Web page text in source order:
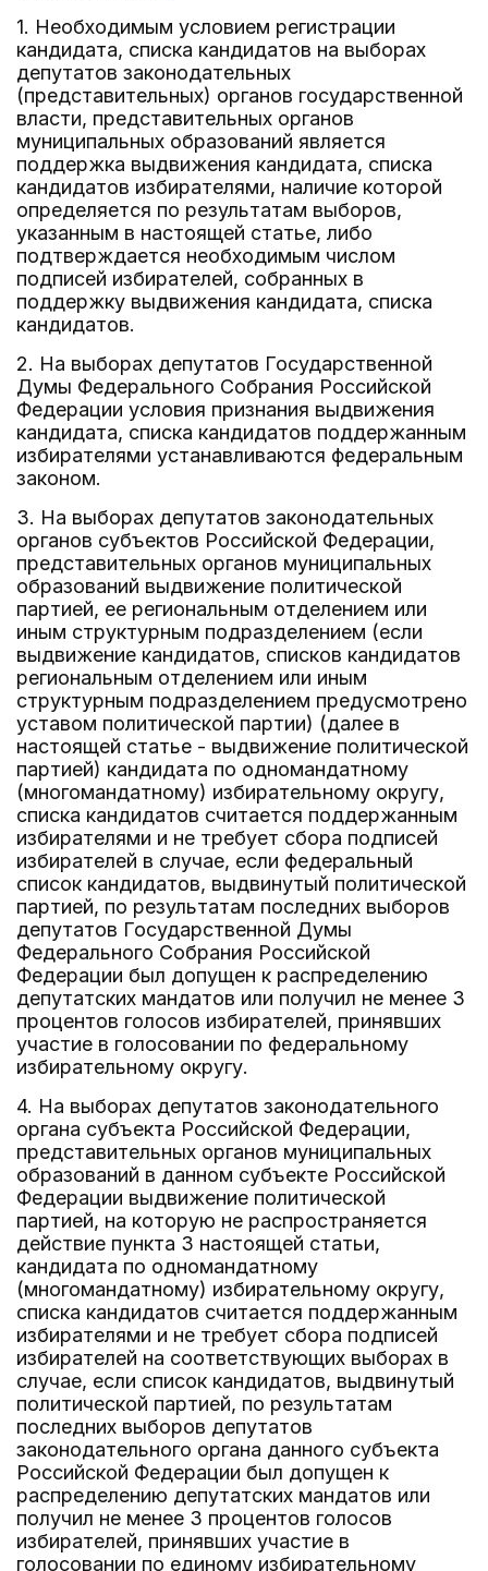
1. Необходимым условием регистрации
кандидата, списка кандидатов на выборах
депутатов законодательных
(представительных) органов государственной
власти, представительных органов
муниципальных образований является
поддержка выдвижения кандидата, списка
кандидатов избирателями, наличие которой
определяется по результатам выборов,
указанным в настоящей статье, либо
подтверждается необходимым числом
подписей избирателей, собранных в
поддержку выдвижения кандидата, списка
кандидатов.
2. На выборах депутатов Государственной
Думы Федерального Собрания Российской
Федерации условия признания выдвижения
кандидата, списка кандидатов поддержанным
избирателями устанавливаются федеральным
законом.
3. На выборах депутатов законодательных
органов субъектов Российской Федерации,
представительных органов муниципальных
образований выдвижение политической
партией, ее региональным отделением или
иным структурным подразделением (если
выдвижение кандидатов, списков кандидатов
региональным отделением или иным
структурным подразделением предусмотрено
уставом политической партии) (далее в
настоящей статье - выдвижение политической
партией) кандидата по одномандатному
(многомандатному) избирательному округу,
списка кандидатов считается поддержанным
избирателями и не требует сбора подписей
избирателей в случае, если федеральный
список кандидатов, выдвинутый политической
партией, по результатам последних выборов
депутатов Государственной Думы
Федерального Собрания Российской
Федерации был допущен к распределению
депутатских мандатов или получил не менее 3
процентов голосов избирателей, принявших
участие в голосовании по федеральному
избирательному округу.
4. На выборах депутатов законодательного
органа субъекта Российской Федерации,
представительных органов муниципальных
образований в данном субъекте Российской
Федерации выдвижение политической
партией, на которую не распространяется
действие пункта 3 настоящей статьи,
кандидата по одномандатному
(многомандатному) избирательному округу,
списка кандидатов считается поддержанным
избирателями и не требует сбора подписей
избирателей на соответствующих выборах в
случае, если список кандидатов, выдвинутый
политической партией, по результатам
последних выборов депутатов
законодательного органа данного субъекта
Российской Федерации был допущен к
распределению депутатских мандатов или
получил не менее 3 процентов голосов
избирателей, принявших участие в
голосовании по единому избирательному